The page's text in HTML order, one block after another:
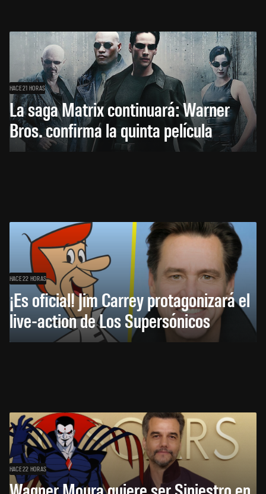
HACE 21 HORAS
La saga Matrix continuará: Warner
Bros. confirma la quinta película
HACE 22 HORAS
¡Es oficial! Jim Carrey protagonizará el
live-action de Los Supersónicos
HACE 22 HORAS